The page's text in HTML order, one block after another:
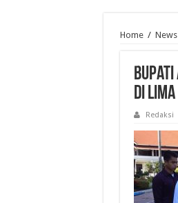
Home / News
Bupati
Di
Redaksi